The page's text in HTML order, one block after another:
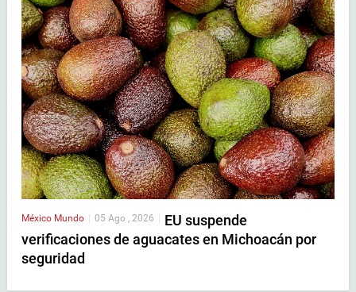
México Mundo | 05 Ago , 2026 | EU suspende
verificaciones de aguacates en Michoacán por
seguridad